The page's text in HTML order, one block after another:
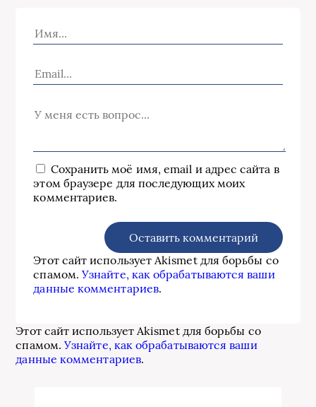
Сохранить моё имя, email и адрес сайта в
этом браузере для последующих моих
комментариев.
Этот сайт использует Akismet для борьбы со
спамом.Узнайте, как обрабатываются ваши
данные комментариев.
Этот сайт использует Akismet для борьбы со
спамом.Узнайте, как обрабатываются ваши
данные комментариев.